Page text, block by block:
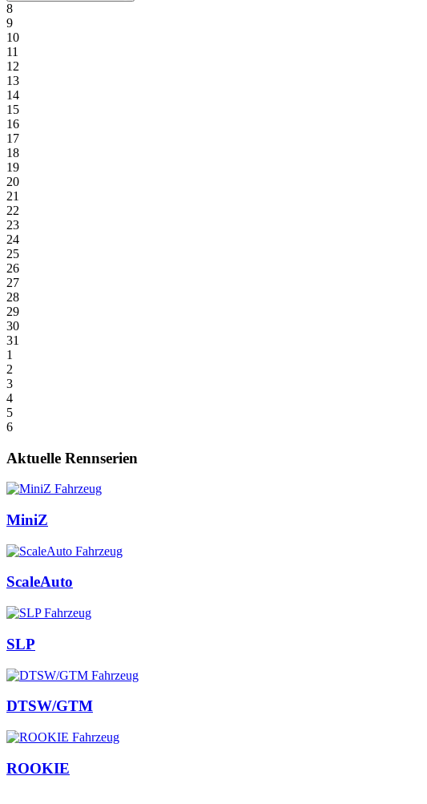
8
9
10
11
12
13
14
15
16
17
18
19
20
21
22
23
24
25
26
27
28
29
30
31
1
2
3
4
5
6
Aktuelle Rennserien
MiniZ
ScaleAuto
SLP
DTSW/GTM
ROOKIE